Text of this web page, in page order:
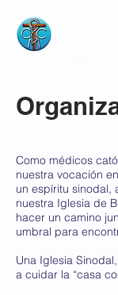
Como médicos
nuestra vocación
un espíritu sinodal,
nuestra Iglesia de
hacer un camino
umbral para
Una Iglesia
a cuidar la “casa